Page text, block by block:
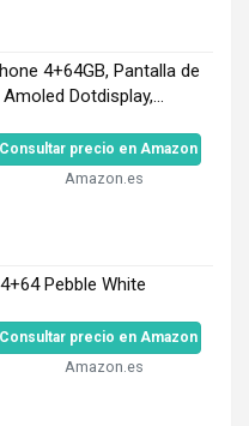
4+64GB, Pantalla de
Dotdisplay,...
Consultar precio en Amazon
Amazon.es
Pebble White
Consultar precio en Amazon
Amazon.es